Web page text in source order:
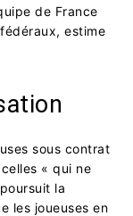
de France
estime
sous contrat
« qui ne
la
les joueuses en